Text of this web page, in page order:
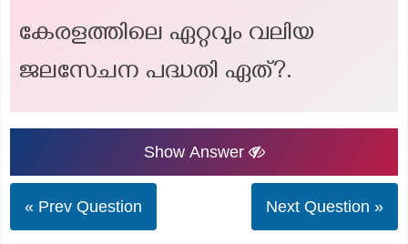
കേരളത്തിലെ ഏറ്റവും വലിയ
ജലസേചന പദ്ധതി ഏത്?.
Show Answer
« Prev Question Next Question »